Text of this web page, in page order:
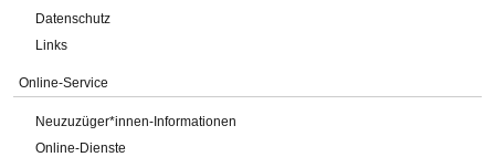
Datenschutz
Links
Online-Service
Neuzuzüger*innen-Informationen
Online-Dienste